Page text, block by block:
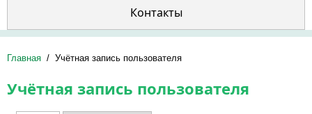
Контакты
Главная / Учётная запись пользователя
Учётная запись пользователя